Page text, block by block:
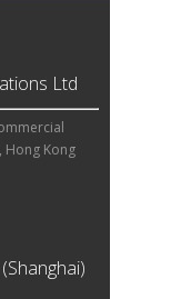
Ltd
Hong Kong